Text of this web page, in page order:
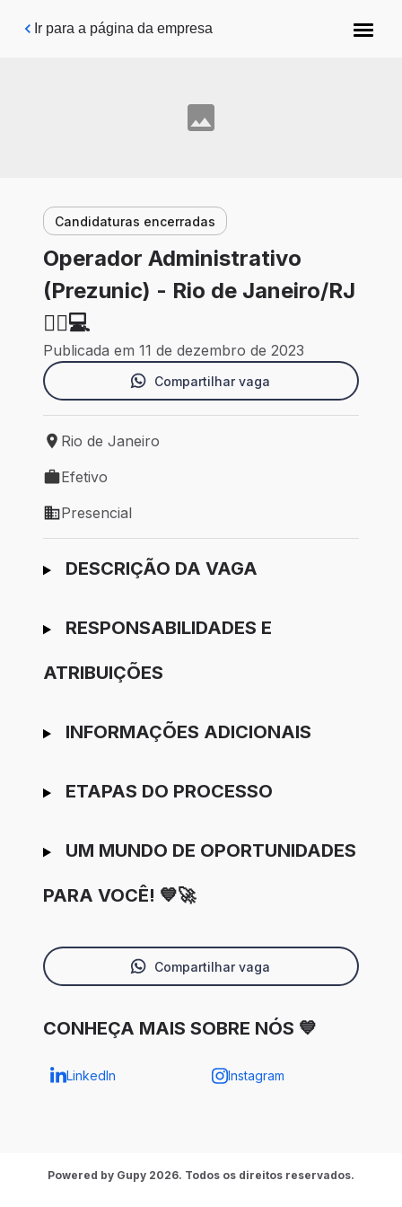
Pular para o conteúdo principal
Ir para a página da empresa
Candidaturas encerradas
Operador Administrativo
(Prezunic) - Rio de Janeiro/RJ
🙍‍♀️💻
Publicada em 11 de dezembro de 2023
Compartilhar vaga
Local de trabalho: Rio de Janeiro
Rio de Janeiro
Tipo de vaga: Efetivo
Efetivo
Modelo de trabalho: Presencial
Presencial
Ir para candidatura
DESCRIÇÃO DA VAGA
RESPONSABILIDADES E
ATRIBUIÇÕES
INFORMAÇÕES ADICIONAIS
ETAPAS DO PROCESSO
UM MUNDO DE OPORTUNIDADES
PARA VOCÊ! 💙🚀
Compartilhar vaga
CONHEÇA MAIS SOBRE NÓS 💙
LinkedIn Instagram
Powered by Gupy 2026. Todos os direitos reservados.